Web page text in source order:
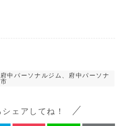
中パーソナルジム、府中パーソナ
ェアしてね！